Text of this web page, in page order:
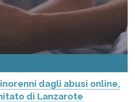
dagli abusi online,
di Lanzarote